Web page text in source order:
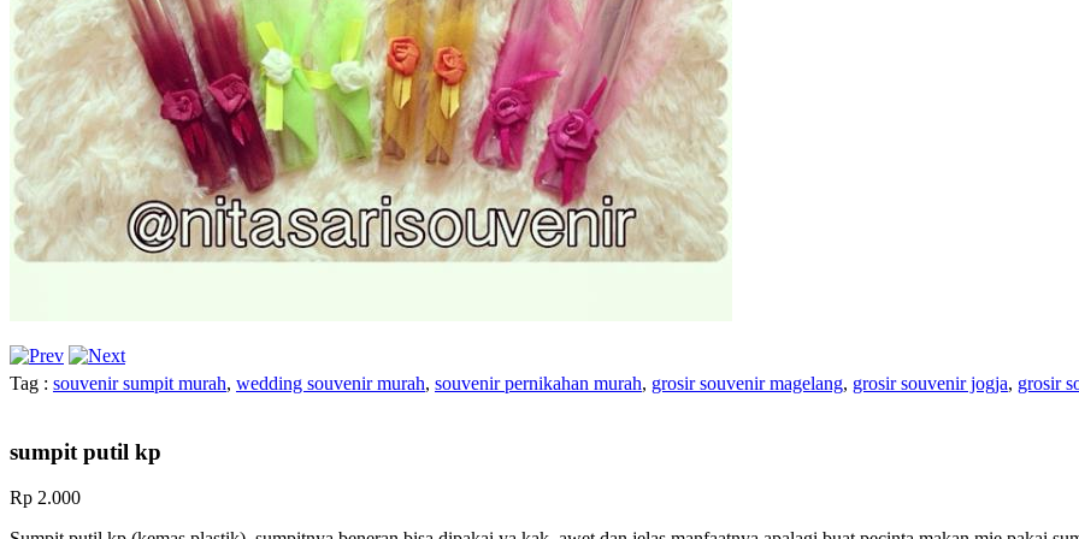
Tag : souvenir sumpit murah, wedding souvenir murah, souvenir pernikahan murah, grosir souvenir magelang, grosir souvenir jogja, grosir
sumpit putil kp
Rp 2.000